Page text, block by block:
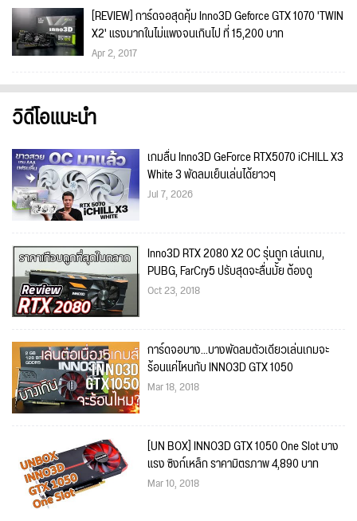
[REVIEW] การ์ดจอสุดคุ้ม Inno3D Geforce GTX 1070 'TWIN
X2' แรงมากในไม่แพงจนเกินไป ที่ 15,200 บาท
Apr 2, 2017
วิดีโอแนะนำ
เกมลื่น Inno3D GeForce RTX5070 iCHILL X3
White 3 พัดลมเย็นเล่นได้ยาวๆ
Jul 7, 2026
Inno3D RTX 2080 X2 OC รุ่นถูก เล่นเกม,
PUBG, FarCry5 ปรับสุดจะลื่นมั้ย ต้องดู
Oct 23, 2018
การ์ดจอบาง...บางพัดลมตัวเดียวเล่นเกมจะ
ร้อนแค่ไหนกับ INNO3D GTX 1050
Mar 18, 2018
[UN BOX] INNO3D GTX 1050 One Slot บาง
แรง ซิงก์เหล็ก ราคามิตรภาพ 4,890 บาท
Mar 10, 2018